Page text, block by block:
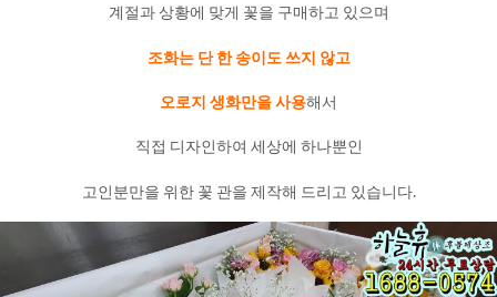
계절과 상황에 맞게 꽃을 구매하고 있으며
조화는 단 한 송이도 쓰지 않고
오로지 생화만을 사용해서
직접 디자인하여 세상에 하나뿐인
고인분만을 위한 꽃 관을 제작해 드리고 있습니다.